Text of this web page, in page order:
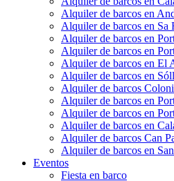
Alquiler de barcos en
Alquiler de barcos en Sa
Alquiler de barcos en
Alquiler de barcos en
Alquiler de barcos en El
Alquiler de barcos en
Alquiler de barcos
Alquiler de barcos en
Alquiler de barcos en
Alquiler de barcos en
Alquiler de barcos Can
Alquiler de barcos en
Eventos
Fiesta en barco